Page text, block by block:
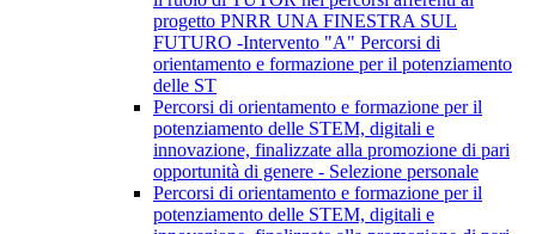
progetto PNRR UNA FINESTRA SUL
FUTURO -Intervento "A" Percorsi di
orientamento e formazione per il potenziamento
delle ST
Percorsi di orientamento e formazione per il
potenziamento delle STEM, digitali e
innovazione, finalizzate alla promozione di pari
opportunità di genere - Selezione personale
Percorsi di orientamento e formazione per il
potenziamento delle STEM, digitali e